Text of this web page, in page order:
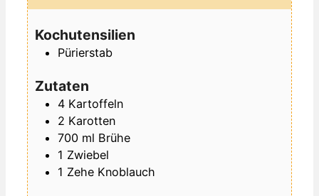
Kochutensilien
Pürierstab
Zutaten
4 Kartoffeln
2 Karotten
700 ml Brühe
1 Zwiebel
1 Zehe Knoblauch